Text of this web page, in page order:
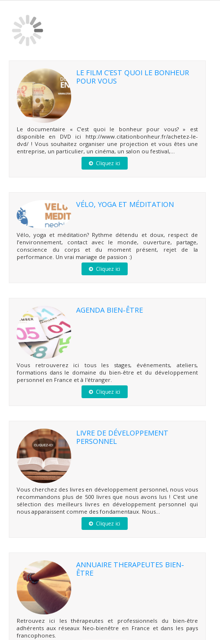
LE FILM C’EST QUOI LE BONHEUR
POUR VOUS
Le documentaire « C’est quoi le bonheur pour vous? » est
disponible en DVD ici http://www.citationbonheur.fr/achetez-le-
dvd/ ! Vous souhaitez organiser une projection et vous êtes une
entreprise, un particulier, un cinéma, un salon ou festival,...
Cliquez ici
VÉLO, YOGA ET MÉDITATION
Vélo, yoga et méditation? Rythme détendu et doux, respect de
l’environnement, contact avec le monde, ouverture, partage,
conscience du corps et du moment présent, rejet de la
performance. Un vrai mariage de passion :)
Cliquez ici
AGENDA BIEN-ÊTRE
Vous retrouverez ici tous les stages, événements, ateliers,
formations dans le domaine du bien-être et du développement
personnel en France et à l'étranger.
Cliquez ici
LIVRE DE DÉVELOPPEMENT
PERSONNEL
Vous cherchez des livres en développement personnel, nous vous
recommandons plus de 500 livres que nous avons lus ! C'est une
sélection des meilleurs livres en développement personnel qui
nous apparaissent comme des fondamentaux. Nous...
Cliquez ici
ANNUAIRE THERAPEUTES BIEN-
ÊTRE
Retrouvez ici les thérapeutes et professionnels du bien-être
adhérents aux réseaux Neo-bienêtre en France et dans les pays
francophones.